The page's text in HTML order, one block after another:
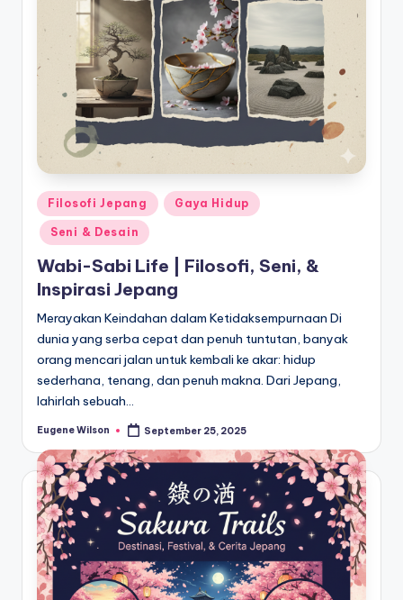
Posted
in
Filosofi Jepang Gaya Hidup
Seni & Desain
Wabi-Sabi Life | Filosofi, Seni, &
Inspirasi Jepang
Merayakan Keindahan dalam Ketidaksempurnaan Di
dunia yang serba cepat dan penuh tuntutan, banyak
orang mencari jalan untuk kembali ke akar: hidup
sederhana, tenang, dan penuh makna. Dari Jepang,
lahirlah sebuah…
Posted
Eugene Wilson September 25, 2025